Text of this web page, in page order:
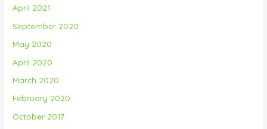
April 2021
September 2020
May 2020
April 2020
March 2020
February 2020
October 2017